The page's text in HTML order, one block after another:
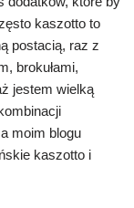
kaszotto to
postacią, raz z
brokułami,
jestem wielką
moim blogu
kaszotto i